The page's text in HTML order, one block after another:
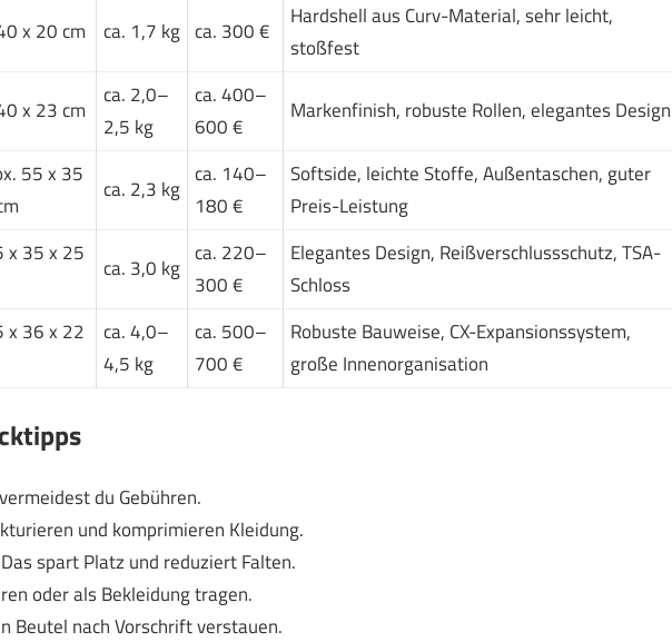
x 20 cm ca. 1,7 kg ca. 300 €
Hardshell aus Curv-Material, sehr leicht,
stoßfest
x 23 cm
ca. 2,0–
2,5 kg
ca. 400–
600 €
Markenfinish, robuste Rollen, elegantes Design
55 x 35
ca. 2,3 kg
ca. 140–
180 €
Softside, leichte Stoffe, Außentaschen, guter
Preis-Leistung
x 35 x 25
ca. 3,0 kg
ca. 220–
300 €
Elegantes Design, Reißverschlussschutz, TSA-
Schloss
x 36 x 22
ca. 4,0–
4,5 kg
ca. 500–
700 €
Robuste Bauweise, CX-Expansionssystem,
große Innenorganisation
du Gebühren.
und komprimieren Kleidung.
spart Platz und reduziert Falten.
oder als Bekleidung tragen.
Beutel nach Vorschrift verstauen.